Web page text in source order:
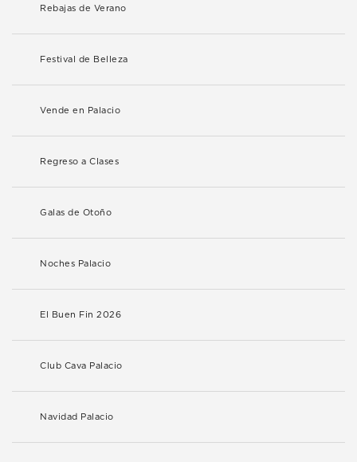
Rebajas de Verano
Festival de Belleza
Vende en Palacio
Regreso a Clases
Galas de Otoño
Noches Palacio
El Buen Fin 2026
Club Cava Palacio
Navidad Palacio